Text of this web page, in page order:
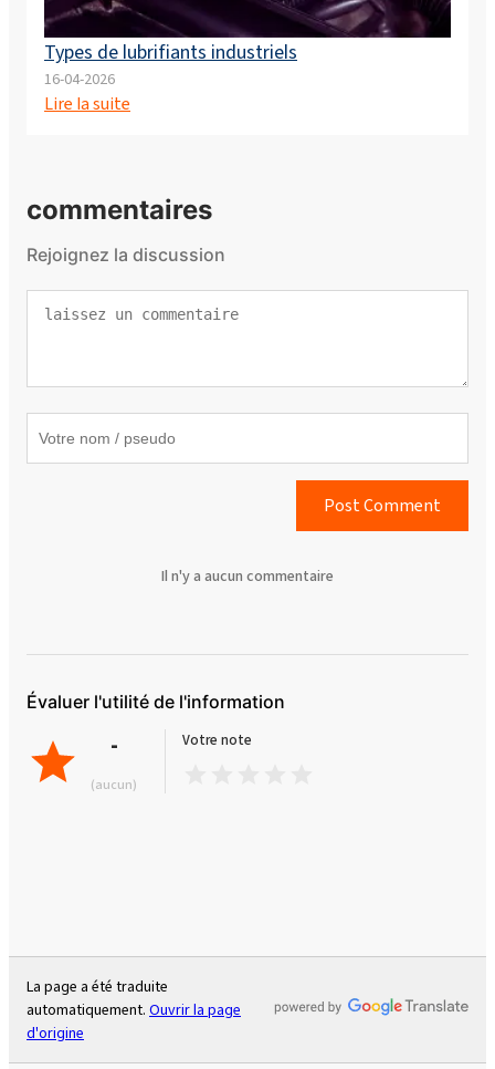
Types de lubrifiants industriels
16-04-2026
Lire la suite
commentaires
Rejoignez la discussion
Post Comment
Il n'y a aucun commentaire
Évaluer l'utilité de l'information
-
(aucun)
Votre note
La page a été traduite
automatiquement. Ouvrir la page
d'origine